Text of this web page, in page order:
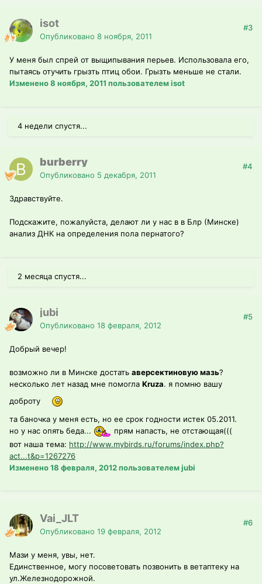
isot
Опубликовано 8 ноября, 2011
#3
У меня был спрей от выщипывания перьев. Использовала его,
пытаясь отучить грызть птиц обои. Грызть меньше не стали.
Изменено8 ноября, 2011 пользователем isot
4 недели спустя...
burberry
Опубликовано 5 декабря, 2011
#4
Здравствуйте.
Подскажите, пожалуйста, делают ли у нас в в Блр (Минске)
анализ ДНК на определения пола пернатого?
2 месяца спустя...
jubi
Опубликовано 18 февраля, 2012
#5
Добрый вечер!
возможно ли в Минске достать аверсектиновую мазь?
несколько лет назад мне помогла Kruza. я помню вашу
доброту
та баночка у меня есть, но ее срок годности истек 05.2011.
но у нас опять беда...
прям напасть, не отстающая(((
вот наша тема: http://www.mybirds.ru/forums/index.php?
act...t&p=1267276
Изменено18 февраля, 2012пользователем jubi
Vai_JLT
Опубликовано 19 февраля, 2012
#6
Мази у меня, увы, нет.
Единственное, могу посоветовать позвонить в ветаптеку на
ул.Железнодорожной.